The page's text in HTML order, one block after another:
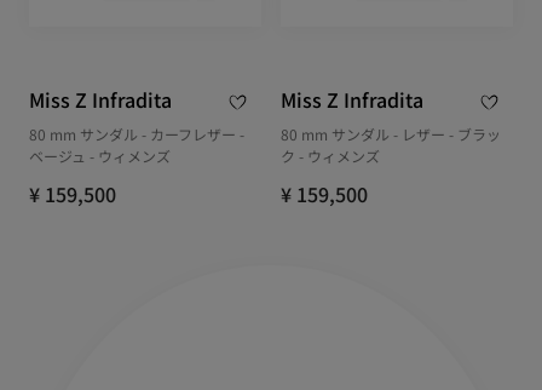
Miss Z Infradita
80 mm サンダル - カーフレザー -
ベージュ - ウィメンズ
¥ 159,500
Miss Z Infradita
80 mm サンダル - レザー - ブラッ
ク - ウィメンズ
¥ 159,500